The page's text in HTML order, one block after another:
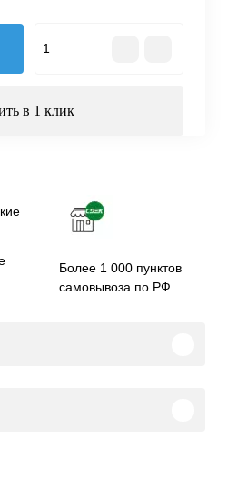
в 1 клик
Более 1 000 пунктов
самовывоза по РФ